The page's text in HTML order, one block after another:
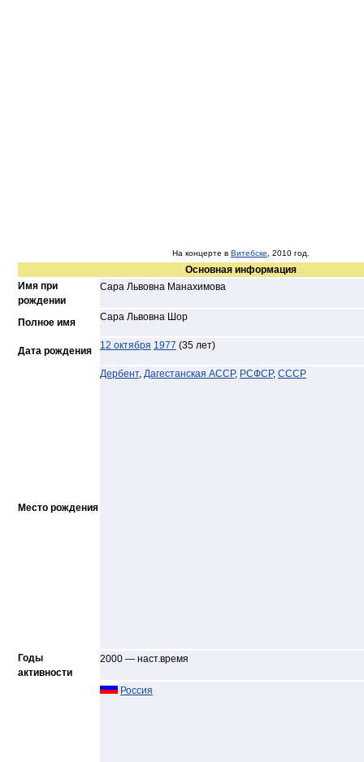
На концерте в Витебске , 2010 год.
Основная информация
Имя при
рождении
Сара Львовна Манахимова
Полное имя Сара Львовна Шор
Дата рождения 12 октября 1977 (35 лет)
Место рождения
Дербент, Дагестанская АССР, РСФСР, СССР
Годы
активности
2000 — наст.время
Россия